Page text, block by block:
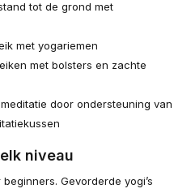
tot de grond met
met yogariemen
met bolsters en zachte
door ondersteuning van
niveau
Gevorderde yogi’s